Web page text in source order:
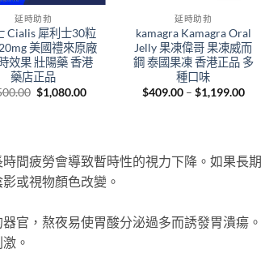
延時助勃
Cialis 犀利士30粒
美國禮來原廠
效果 壯陽藥 香港
藥店正品
Original
price
$1,080.00Current
延時助勃
kamagra Kamagra Oral
Jelly 果凍偉哥 果凍威而
鋼 泰國果凍 香港正品 多
種口味
$409.00 – $1,199.00Price
間疲勞會導致暫時性的視力下降。如果長期
或視物顏色改變。
官，熬夜易使胃酸分泌過多而誘發胃潰瘍。
。